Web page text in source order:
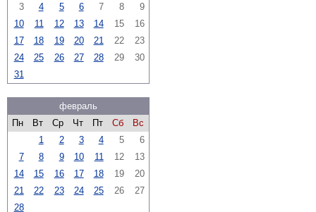
3
4 5 6 7 8
9
10
11 12 13 14 15
16
17
18 19 20 21 22
23
24
25 26 27 28 29
30
31
февраль
Пн
Вт Ср Чт Пт Сб
Вс
1
2 3 4 5
6
7
8 9 10 11 12
13
14
15 16 17 18 19
20
21
22 23 24 25 26
27
28